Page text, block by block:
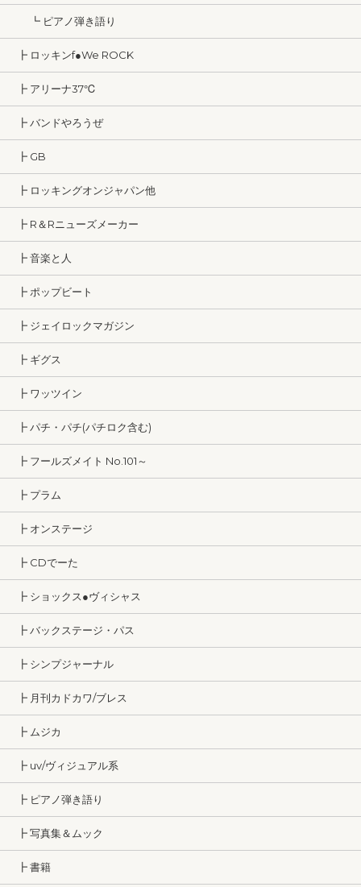
┗ ピアノ弾き語り
┣ ロッキンf●We ROCK
┣ アリーナ37℃
┣ バンドやろうぜ
┣ GB
┣ ロッキングオンジャパン他
┣ R＆Rニューズメーカー
┣ 音楽と人
┣ ポップビート
┣ ジェイロックマガジン
┣ ギグス
┣ ワッツイン
┣ パチ・パチ(パチロク含む)
┣ フールズメイト No.101～
┣ プラム
┣ オンステージ
┣ CDでーた
┣ ショックス●ヴィシャス
┣ バックステージ・パス
┣ シンプジャーナル
┣ 月刊カドカワ/ブレス
┣ ムジカ
┣ uv/ヴィジュアル系
┣ ピアノ弾き語り
┣ 写真集＆ムック
┣ 書籍